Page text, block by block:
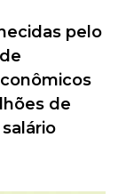
pelo
de